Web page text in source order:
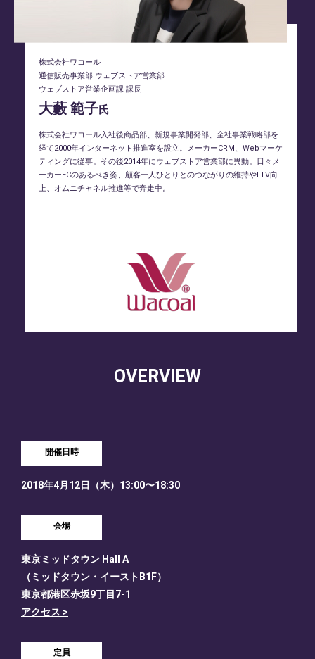
株式会社ワコール
通信販売事業部 ウェブストア営業部
ウェブストア営業企画課 課長
大藪 範子氏
株式会社ワコール入社後商品部、新規事業開発部、全社事業戦略部を
経て2000年インターネット推進室を設立。メーカーCRM、Webマーケ
ティングに従事。その後2014年にウェブストア営業部に異動。日々メ
ーカーECのあるべき姿、顧客一人ひとりとのつながりの維持やLTV向
上、オムニチャネル推進等で奔走中。
OVERVIEW
開催日時
2018年4月12日（木）13:00〜18:30
会場
東京ミッドタウン Hall A
（ミッドタウン・イーストB1F）
東京都港区赤坂9丁目7-1
アクセス >
定員